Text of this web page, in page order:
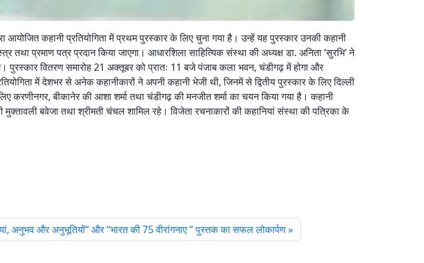
आयोजित कहानी प्रतियोगिता में प्रथम पुरस्कार के लिए चुना गया है। उन्हें यह पुरस्कार उनकी कहानी
प्रमाण पत्र प्रदान किया जाएगा। आधारशिला साहित्यिक संस्था की अध्यक्ष डा. अनिता ‘सुरभि’ ने
वितरण समारोह 21 अक्तूबर को प्रातः 11 बजे पंजाब कला भवन, चंडीगढ़ में होगा और
में देशभर से अनेक कहानीकारों ने अपनी कहानी भेजी थी, जिनमें से द्वितीय पुरस्कार के लिए दिल्ली
करणीनगर, बीकानेर की आशा शर्मा तथा चंडीगढ़ की मनजीत शर्मा का चयन किया गया है। कहानी
मुक्तावली बवेजा तथा श्रीमती चंचल शामिल रहे। विजेता रचनाकारों की कहानियां संस्था की पत्रिका के
अनुभव और अनुभूतियों” और “भारत की 75 वीरांगनाए ” पुस्तक का सफल लोकार्पण